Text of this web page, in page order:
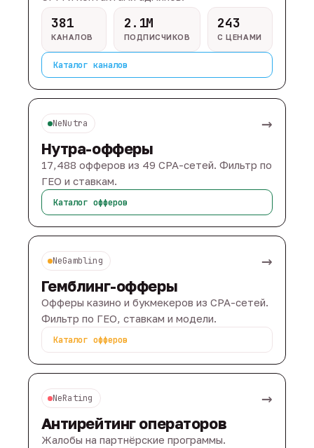
381
КАНАЛОВ
2.1M
ПОДПИСЧИКОВ
243
С ЦЕНАМИ
Каталог каналов
NeNutra →
Нутра-офферы
17,488 офферов из 49 CPA-сетей. Фильтр по
ГЕО и ставкам.
Каталог офферов
NeGambling →
Гемблинг-офферы
Офферы казино и букмекеров из CPA-сетей.
Фильтр по ГЕО, ставкам и модели.
Каталог офферов
NeRating →
Антирейтинг операторов
Жалобы на партнёрские программы.